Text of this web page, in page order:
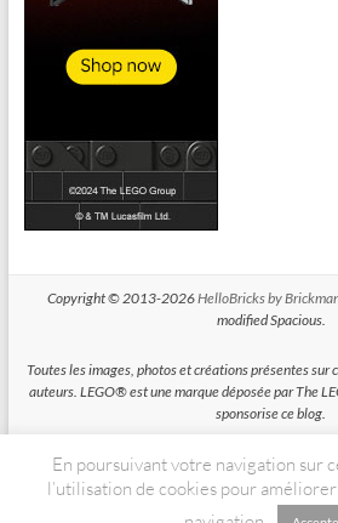
Copyright © 2013-2026HelloBricks by
modified Spacious.
Toutes les images, photos et créations présentes sur
auteurs. LEGO® est une marque déposée par The
sponsorise ce blog.
HelloBricks participe au Programme Partenaires
d'affiliation conçu pour permettre à des sites de
la création de liens vers
En poursuivant votre navigation sur
l’utilisation de cookies pour